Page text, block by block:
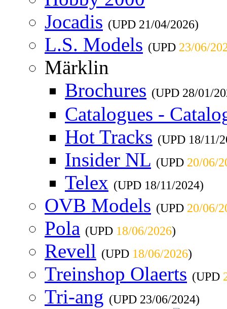
Jocadis (UPD 21/04/2026)
L.S. Models (UPD 23/06/
Märklin
Brochures (UPD 28/01/
Catalogues -
Hot Tracks (UPD 18/11/
Insider NL (UPD 20/06/
Telex (UPD 18/11/2024)
OVB Models (UPD 20/06/
Pola (UPD 18/06/2026)
Revell (UPD 18/06/2026)
Treinshop Olaerts (UPD
Tri-ang (UPD 23/06/2024)